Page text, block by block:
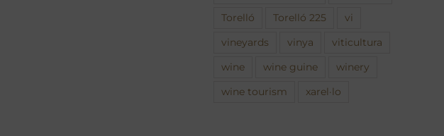
Torelló Torelló 225 vi
vineyards vinya viticultura
wine wine guine winery
wine tourism xarel·lo